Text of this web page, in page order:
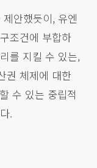
제안했듯이, 유엔
조건에 부합하
를 지킬 수 있는,
권 체제에 대한
수 있는 중립적
.